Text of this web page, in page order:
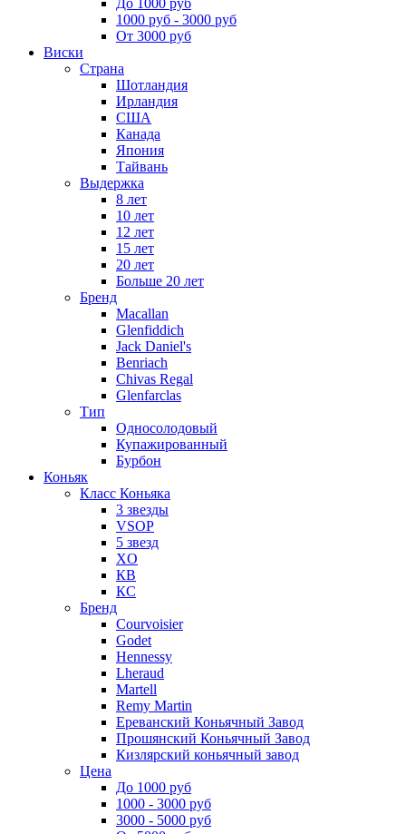
1000 руб - 3000 руб
От 3000 руб
Виски
Страна
Шотландия
Ирландия
США
Канада
Япония
Тайвань
Выдержка
8 лет
10 лет
12 лет
15 лет
20 лет
Больше 20 лет
Бренд
Macallan
Glenfiddich
Jack Daniel's
Benriach
Chivas Regal
Glenfarclas
Тип
Односолодовый
Купажированный
Бурбон
Коньяк
Класс Коньяка
3 звезды
VSOP
5 звезд
XO
КВ
КС
Бренд
Courvoisier
Godet
Hennessy
Lheraud
Martell
Remy Martin
Ереванский Коньячный Завод
Прошянский Коньячный Завод
Кизлярский коньячный завод
Цена
До 1000 руб
1000 - 3000 руб
3000 - 5000 руб